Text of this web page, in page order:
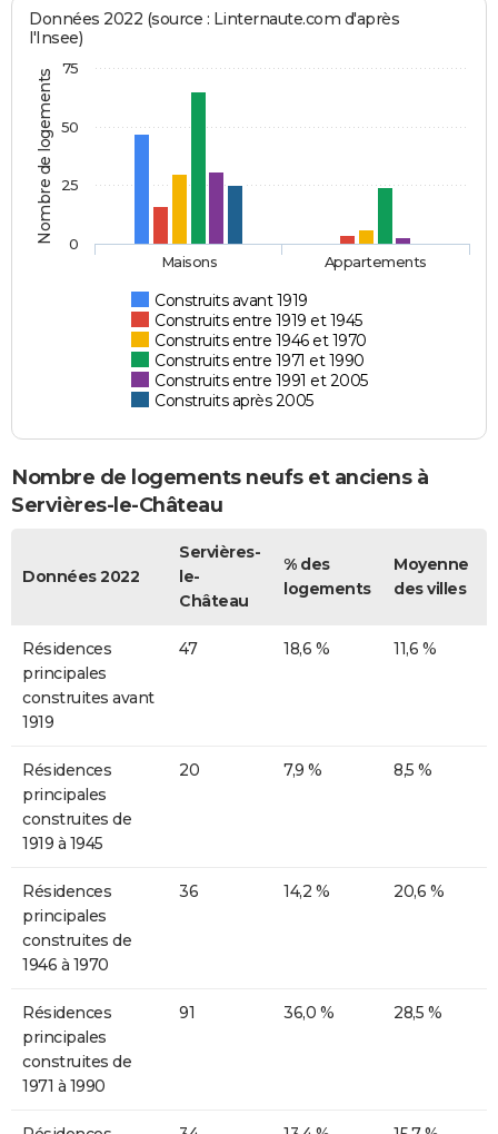
Nombre de logements
Données 2022 (source : Linternaute.com d'après
l'Insee)
Construits avant 1919
Construits entre 1919 et 1945
Construits entre 1946 et 1970
Construits entre 1971 et 1990
Construits entre 1991 et 2005
Construits après 2005
Maisons Appartements
0
25
50
75
Nombre de logements neufs et anciens à
Servières-le-Château
Données 2022
Servières-
le-
Château
% des
logements
Moyenne
des villes
Résidences
principales
construites avant
1919
47 18,6 % 11,6 %
Résidences
principales
construites de
1919 à 1945
20 7,9 % 8,5 %
Résidences
principales
construites de
1946 à 1970
36 14,2 % 20,6 %
Résidences
principales
construites de
1971 à 1990
91 36,0 % 28,5 %